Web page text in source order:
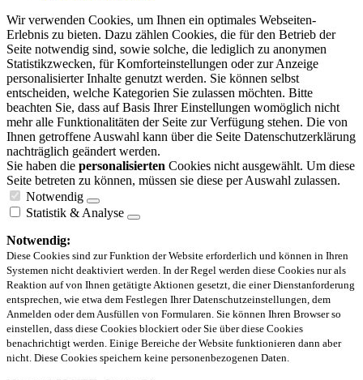
Wir verwenden Cookies, um Ihnen ein optimales Webseiten-
Erlebnis zu bieten. Dazu zählen Cookies, die für den Betrieb der
Seite notwendig sind, sowie solche, die lediglich zu anonymen
Statistikzwecken, für Komforteinstellungen oder zur Anzeige
personalisierter Inhalte genutzt werden. Sie können selbst
entscheiden, welche Kategorien Sie zulassen möchten. Bitte
beachten Sie, dass auf Basis Ihrer Einstellungen womöglich nicht
mehr alle Funktionalitäten der Seite zur Verfügung stehen. Die von
Ihnen getroffene Auswahl kann über die Seite Datenschutzerklärung
nachträglich geändert werden.
Sie haben die personalisierten Cookies nicht ausgewählt. Um diese
Seite betreten zu können, müssen sie diese per Auswahl zulassen.
Notwendig
Statistik & Analyse
Notwendig:
Diese Cookies sind zur Funktion der Website erforderlich und können in Ihren
Systemen nicht deaktiviert werden. In der Regel werden diese Cookies nur als
Reaktion auf von Ihnen getätigte Aktionen gesetzt, die einer Dienstanforderung
entsprechen, wie etwa dem Festlegen Ihrer Datenschutzeinstellungen, dem
Anmelden oder dem Ausfüllen von Formularen. Sie können Ihren Browser so
einstellen, dass diese Cookies blockiert oder Sie über diese Cookies
benachrichtigt werden. Einige Bereiche der Website funktionieren dann aber
nicht. Diese Cookies speichern keine personenbezogenen Daten.